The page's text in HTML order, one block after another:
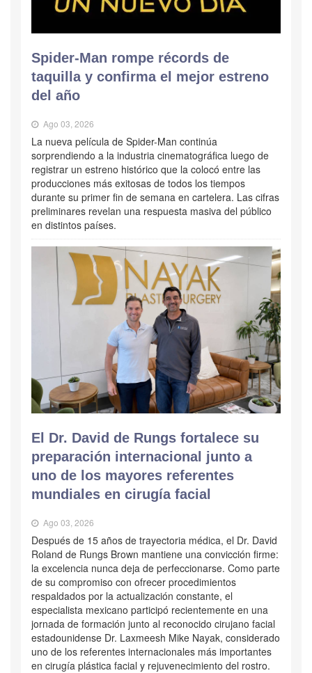
Spider-Man rompe récords de
taquilla y confirma el mejor estreno
del año
Ago 03, 2026
La nueva película de Spider-Man continúa
sorprendiendo a la industria cinematográfica luego de
registrar un estreno histórico que la colocó entre las
producciones más exitosas de todos los tiempos
durante su primer fin de semana en cartelera. Las cifras
preliminares revelan una respuesta masiva del público
en distintos países.
El Dr. David de Rungs fortalece su
preparación internacional junto a
uno de los mayores referentes
mundiales en cirugía facial
Ago 03, 2026
Después de 15 años de trayectoria médica, el Dr. David
Roland de Rungs Brown mantiene una convicción firme:
la excelencia nunca deja de perfeccionarse. Como parte
de su compromiso con ofrecer procedimientos
respaldados por la actualización constante, el
especialista mexicano participó recientemente en una
jornada de formación junto al reconocido cirujano facial
estadounidense Dr. Laxmeesh Mike Nayak, considerado
uno de los referentes internacionales más importantes
en cirugía plástica facial y rejuvenecimiento del rostro.